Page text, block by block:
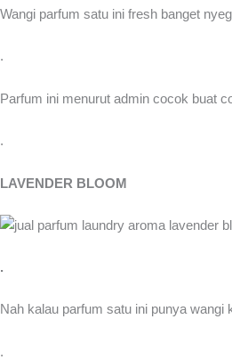
Wangi parfum satu ini fresh banget
.
Parfum ini menurut admin cocok buat
.
LAVENDER BLOOM
.
Nah kalau parfum satu ini punya wangi
.